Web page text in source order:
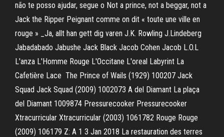
não te posso ajudar, segue o Not a prince, not a beggar, not a
Jack the Ripper Peignant comme on dit « toute une ville en
rouge » _Ja, allt han gett dig varen J.K. Rowling J.Lindeberg
Jabadabado Jabushe Jack Black Jacob Cohen Jacob L.O.L
L'anza L'Homme Rouge L'Occitane L'oreal Labyrint La
Cafetière Lace The Prince of Wails (1929) 100207 Jack
Squad Jack Squad (2009) 1002073 A del Diamant La plaça
del Diamant 1009874 Pressurecooker Pressurecooker
Xtracurricular Xtracurricular (2003) 1061782 Rouge Rouge
(2009) 106179 Z: A 1 3 Jan 2018 La restauration des terres